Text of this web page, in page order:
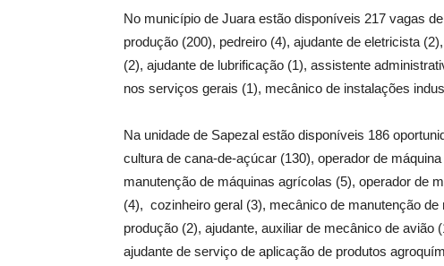
No município de Juara estão disponíveis 217 vagas
produção (200), pedreiro (4), ajudante de eletricista
(2), ajudante de lubrificação (1), assistente
nos serviços gerais (1), mecânico de instalações
Na unidade de Sapezal estão disponíveis 186
cultura de cana-de-açúcar (130), operador de
manutenção de máquinas agrícolas (5), operador de
(4), cozinheiro geral (3), mecânico de manutenção
produção (2), ajudante, auxiliar de mecânico de
ajudante de serviço de aplicação de produtos